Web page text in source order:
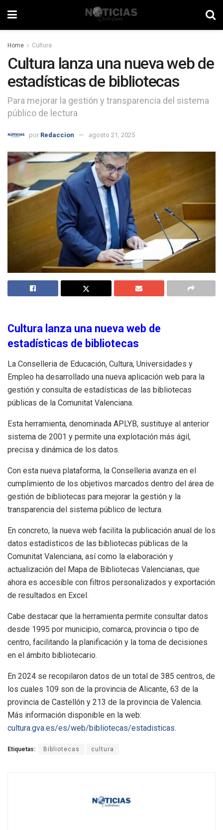
Home Cultura
Cultura lanza una nueva web de
estadísticas de bibliotecas
Para mejorar la gestión y transparencia del sistema
público de lectura
por Redaccion agosto 21, 2025
Cultura lanza una nueva web de
estadísticas de bibliotecas
La Conselleria de Educación, Cultura, Universidades y
Empleo ha desarrollado una nueva aplicación web para la
gestión y consulta de estadísticas de las bibliotecas
públicas de la Comunitat Valenciana.
Esta herramienta, denominada APLYB, sustituye al anterior
sistema de 2001 y permite una explotación más ágil,
precisa y dinámica de los datos.
Con esta nueva plataforma, la Conselleria avanza en el
cumplimiento de los objetivos marcados dentro del área de
gestión de bibliotecas para mejorar la gestión y la
transparencia del sistema público de lectura.
En concreto, la nueva web facilita la publicación anual de los
datos estadísticos de las bibliotecas públicas de la
Comunitat Valenciana, así como la elaboración y
actualización del Mapa de Bibliotecas Valencianas, que
ahora es accesible con filtros personalizados y exportación
de resultados en Excel.
Cabe destacar que la herramienta permite consultar datos
desde 1995 por municipio, comarca, provincia o tipo de
centro, facilitando la planificación y la toma de decisiones
en el ámbito bibliotecario.
En 2024 se recopilaron datos de un total de 385 centros, de
los cuales 109 son de la provincia de Alicante, 63 de la
provincia de Castellón y 213 de la provincia de Valencia.
Más información disponible en la web:
cultura.gva.es/es/web/bibliotecas/estadisticas.
Etiquetas: Bibliotecas cultura